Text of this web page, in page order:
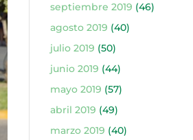
septiembre 2019 (46)
agosto 2019 (40)
julio 2019 (50)
junio 2019 (44)
mayo 2019 (57)
abril 2019 (49)
marzo 2019 (40)